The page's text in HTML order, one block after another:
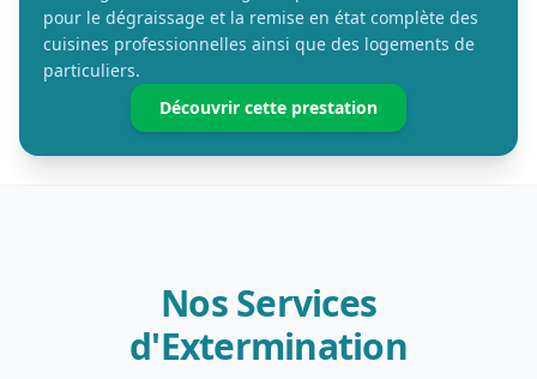
pour le dégraissage et la remise en état complète des
cuisines professionnelles ainsi que des logements de
particuliers.
Découvrir cette prestation
Nos Services
d'Extermination